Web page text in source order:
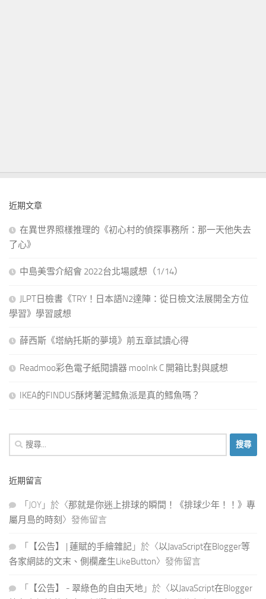
近期文章
在異世界照樣推理的《初心村的偵探事務所：那一天他失去
了心》
中島美雪介紹會 2022台北場感想（1/14）
JLPT日檢書《TRY！日本語N2達陣：從日檢文法展開全方位
學習》學習感想
薛西斯《塔納托斯的夢境》前五章試讀心得
Readmoo彩色電子紙閱讀器 mooInk C 開箱比對與感想
IKEA的FINDUS酥烤薯泥鱈魚派是真的鱈魚嗎？
搜
尋
鍵
近期留言
「 JOY 」於〈那就是你迷上排球的瞬間！《排球少年！！》專
屬月島的時刻 〉發佈留言
「 【公告】 | 蓮賦的手繪雜記 」於〈以JavaScript在Blogger等
各家網誌的文末、側欄產生LikeButton〉發佈留言
「 【公告】 - 翠綠色的自由天地 」於〈以JavaScript在Blogger